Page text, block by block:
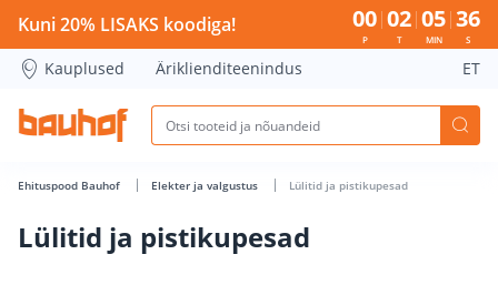
Lülitid ja pistikupesad - Bauhof has loaded
Kuni 20% LISAKS koodiga! 00
P
02
T
05
MIN
36
S
Kauplused Äriklienditeenindus ET
Ehituspood Bauhof Elekter ja valgustus Lülitid ja pistikupesad
Lülitid ja pistikupesad